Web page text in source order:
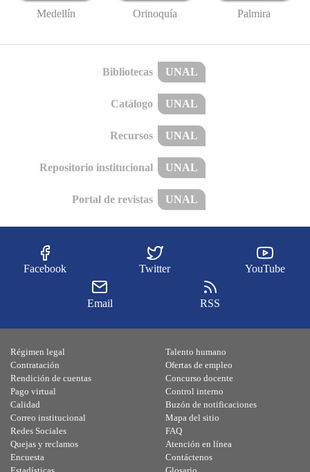
Medellín Orinoquía Palmira
Bibliotecas UNAL
Catálogo UNAL
Recursos UNAL
Repositorio institucional UNAL
Portal de revistas UNAL
Facebook Twitter YouTube
Email RSS
Régimen legal
Contratación
Rendición de cuentas
Pago virtual
Calidad
Talento humano
Ofertas de empleo
Concurso docente
Control interno
Buzón de notificaciones
Correo institucional
Redes Sociales
Quejas y reclamos
Encuesta
Mapa del sitio
FAQ
Atención en línea
Contáctenos